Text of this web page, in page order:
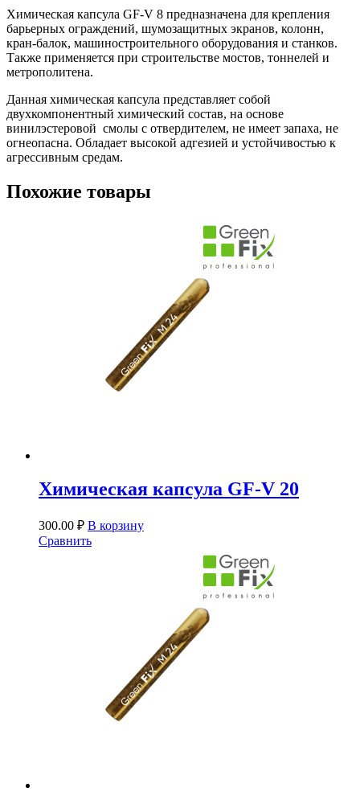
Химическая капсула GF-V 8 предназначена для крепления
барьерных ограждений, шумозащитных экранов, колонн,
кран-балок, машиностроительного оборудования и станков.
Также применяется при строительстве мостов, тоннелей и
метрополитена.
Данная химическая капсула представляет собой
двухкомпонентный химический состав, на основе
винилэстеровой смолы с отвердителем, не имеет запаха, не
огнеопасна. Обладает высокой адгезией и устойчивостью к
агрессивным средам.
Похожие товары
Химическая капсула GF-V 20
300.00 ₽ В корзину
Сравнить